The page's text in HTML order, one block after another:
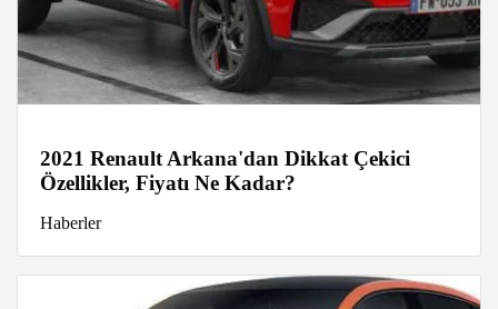
2021 Renault Arkana'dan Dikkat Çekici
Özellikler, Fiyatı Ne Kadar?
Haberler